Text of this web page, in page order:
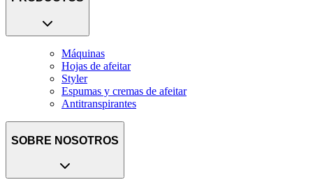
Máquinas
Hojas de afeitar
Styler
Espumas y cremas de afeitar
Antitranspirantes
SOBRE NOSOTROS